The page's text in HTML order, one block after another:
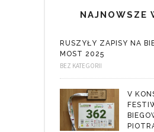
NAJNOWSZE
RUSZYŁY ZAPISY NA
MOST 2025
BEZ KATEGORII
V